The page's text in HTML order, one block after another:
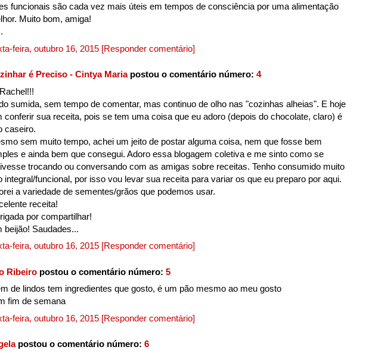
funcionais são cada vez mais úteis em tempos de consciência por uma alimentação
Muito bom, amiga!
feira, outubro 16, 2015 [Responder comentário]
é Preciso - Cintya Mariapostou o comentário número: 4
sumida, sem tempo de comentar, mas continuo de olho nas "cozinhas alheias". E hoje
conferir sua receita, pois se tem uma coisa que eu adoro (depois do chocolate, claro) é
caseiro.
sem muito tempo, achei um jeito de postar alguma coisa, nem que fosse bem
e ainda bem que consegui. Adoro essa blogagem coletiva e me sinto como se
trocando ou conversando com as amigas sobre receitas. Tenho consumido muito
integral/funcional, por isso vou levar sua receita para variar os que eu preparo por aqui.
a variedade de sementes/grãos que podemos usar.
receita!
por compartilhar!
beijão! Saudades...
feira, outubro 16, 2015 [Responder comentário]
Ribeiro postou o comentário número: 5
de lindos tem ingredientes que gosto, é um pão mesmo ao meu gosto
fim de semana
feira, outubro 16, 2015 [Responder comentário]
postou o comentário número: 6